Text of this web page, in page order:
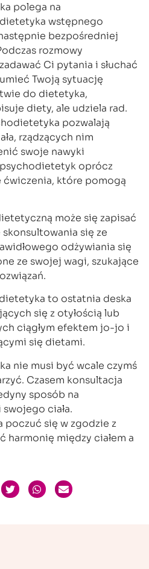
polega na
wstępnego
bezpośredniej
rozmowy
Ci pytania i słuchać
Twoją sytuację
do dietetyka,
diety, ale udziela rad.
pozwalają
rządzących nim
swoje nawyki
oprócz
ćwiczenia, które pomogą
może się zapisać
się ze
odżywiania się
ze swojej wagi, szukające
to ostatnia deska
się z otyłością lub
ciągłym efektem jo-jo i
się dietami.
nie musi być wcale czymś
Czasem konsultacja
sposób na
ciała.
się w zgodzie z
harmonię między ciałem a